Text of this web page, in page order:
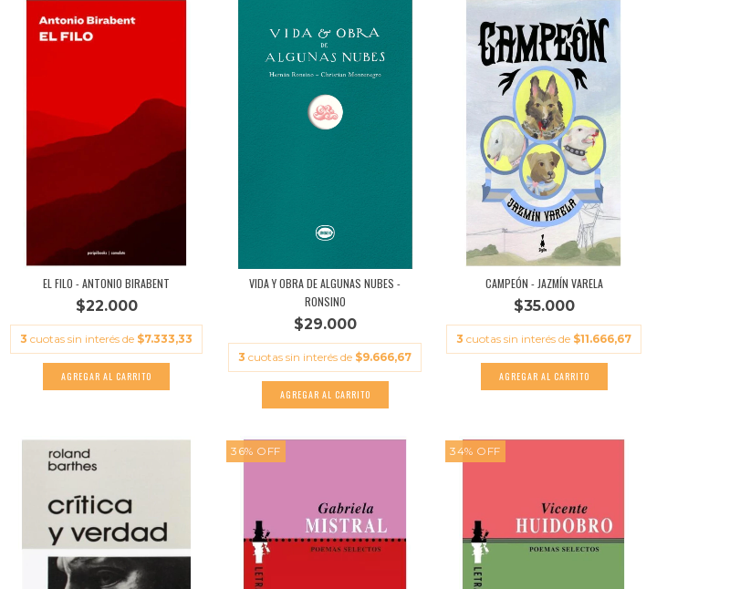
EL FILO - ANTONIO BIRABENT
$22.000
3 cuotas sin interés de $7.333,33
VIDA Y OBRA DE ALGUNAS NUBES -
RONSINO
$29.000
3 cuotas sin interés de $9.666,67
CAMPEÓN - JAZMÍN VARELA
$35.000
3 cuotas sin interés de $11.666,67
36% OFF 34% OFF